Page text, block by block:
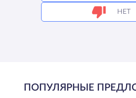
НЕТ
ПОПУЛЯРНЫЕ